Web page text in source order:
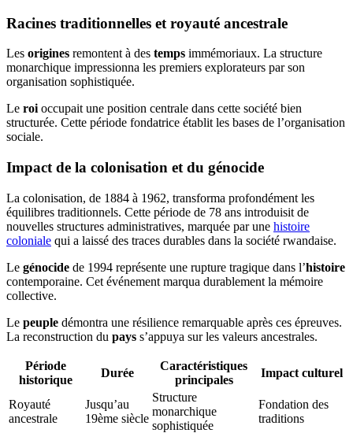
Racines traditionnelles et royauté ancestrale
Les origines remontent à des temps immémoriaux. La structure
monarchique impressionna les premiers explorateurs par son
organisation sophistiquée.
Le roi occupait une position centrale dans cette société bien
structurée. Cette période fondatrice établit les bases de l’organisation
sociale.
Impact de la colonisation et du génocide
La colonisation, de 1884 à 1962, transforma profondément les
équilibres traditionnels. Cette période de 78 ans introduisit de
nouvelles structures administratives, marquée par une histoire
coloniale qui a laissé des traces durables dans la société rwandaise.
Le génocide de 1994 représente une rupture tragique dans l’histoire
contemporaine. Cet événement marqua durablement la mémoire
collective.
Le peuple démontra une résilience remarquable après ces épreuves.
La reconstruction du pays s’appuya sur les valeurs ancestrales.
Période
historique
Durée
Caractéristiques
principales
Impact culturel
Royauté
ancestrale
Jusqu’au
19ème siècle
Structure
monarchique
sophistiquée
Fondation des
traditions